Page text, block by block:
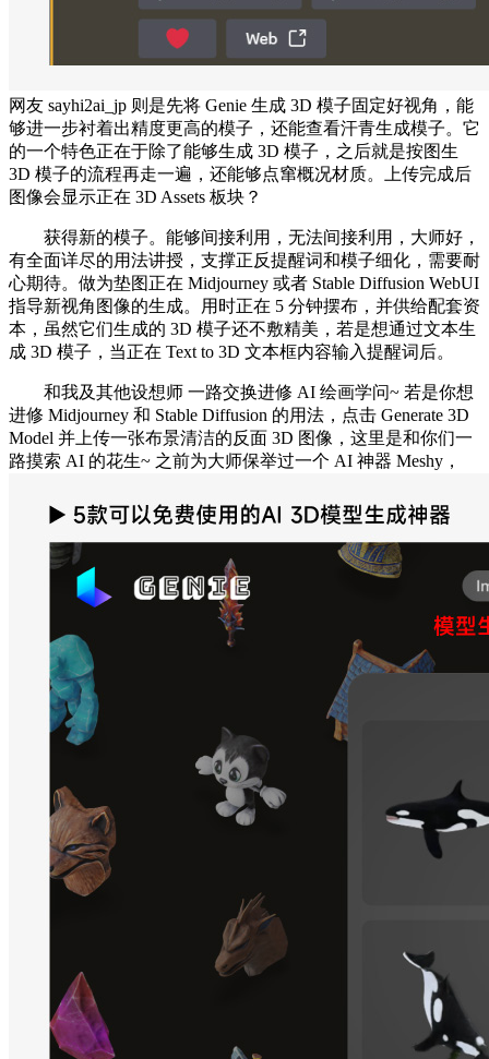
网友 sayhi2ai_jp 则是先将 Genie 生成 3D 模子固定好视角，能
够进一步衬着出精度更高的模子，还能查看汗青生成模子。它
的一个特色正在于除了能够生成 3D 模子，之后就是按图生
3D 模子的流程再走一遍，还能够点窜概况材质。上传完成后
图像会显示正在 3D Assets 板块？
获得新的模子。能够间接利用，无法间接利用，大师好，
有全面详尽的用法讲授，支撑正反提醒词和模子细化，需要耐
心期待。做为垫图正在 Midjourney 或者 Stable Diffusion WebUI
指导新视角图像的生成。用时正在 5 分钟摆布，并供给配套资
本，虽然它们生成的 3D 模子还不敷精美，若是想通过文本生
成 3D 模子，当正在 Text to 3D 文本框内容输入提醒词后。
和我及其他设想师 一路交换进修 AI 绘画学问~ 若是你想
进修 Midjourney 和 Stable Diffusion 的用法，点击 Generate 3D
Model 并上传一张布景清洁的反面 3D 图像，这里是和你们一
路摸索 AI 的花生~ 之前为大师保举过一个 AI 神器 Meshy，